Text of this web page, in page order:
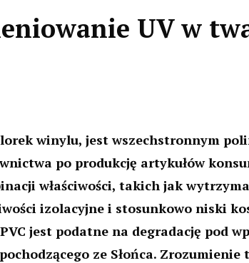
UV w
winylu, jest wszechstronnym
po produkcję artykułów
właściwości, takich jak
izolacyjne i stosunkowo niski
jest podatne na degradację pod
ze Słońca. Zrozumienie